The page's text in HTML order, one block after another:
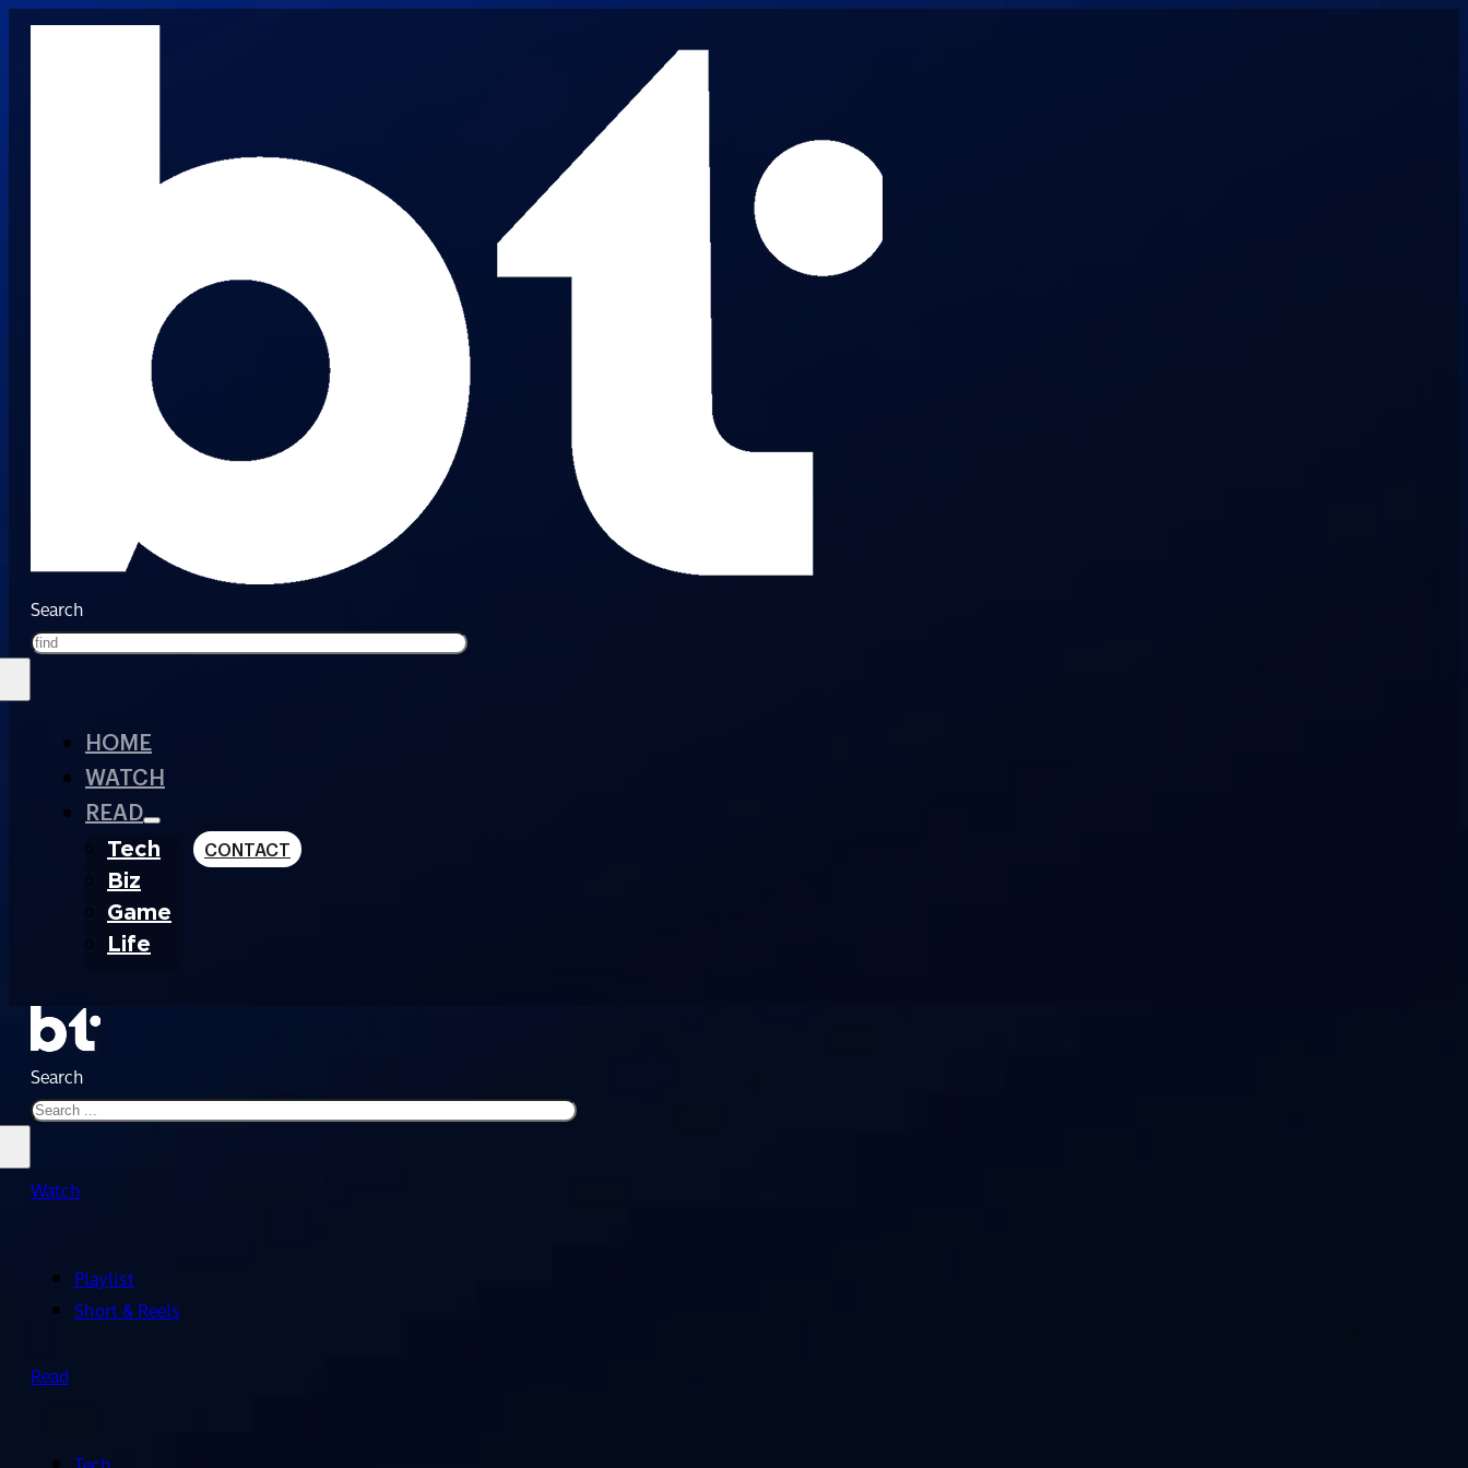
Search
HOME
WATCH
READ
Tech
Biz
Game
Life
CONTACT
Search
Watch
Playlist
Short & Reels
Read